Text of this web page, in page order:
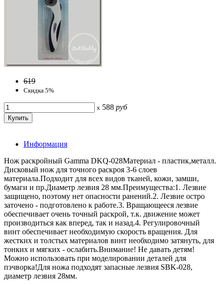
619
Скидка 5%
x 588 руб
Информация
Нож раскройный Gamma DKQ-028Материал - пластик,металл.
Дисковый нож для точного раскроя 3-6 слоев
материала.Подходит для всех видов тканей, кожи, замши,
бумаги и пр.Диаметр лезвия 28 мм.Преимущества:1. Лезвие
защищено, поэтому нет опасности ранений.2. Лезвие остро
заточено - подготовлено к работе.3. Вращающееся лезвие
обеспечивает очень точный раскрой, т.к. движение может
производиться как вперед, так и назад.4. Регулировочный
винт обеспечивает необходимую скорость вращения. Для
жестких и толстых материалов винт необходимо затянуть, для
тонких и мягких - ослабить.Внимание! Не давать детям!
Можно использовать при моделировании деталей для
пэчворка!Для ножа подходят запасные лезвия SBK-028,
диаметр лезвия 28мм.